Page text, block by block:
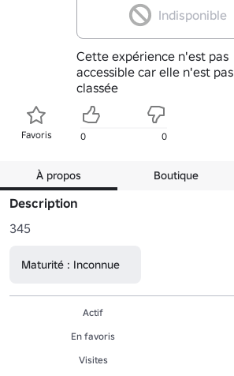
Indisponible
Cette expérience n'est pas
accessible car elle n'est pas
classée
Favoris 0 0
À propos Boutique
Description
345
Maturité : Inconnue
Actif
En favoris
Visites